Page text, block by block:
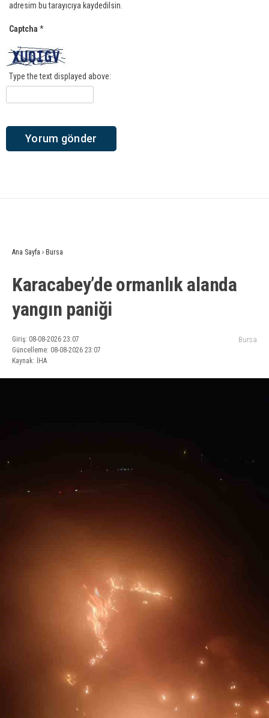
adresim bu tarayıcıya kaydedilsin.
Captcha *
Type the text displayed above:
Ana Sayfa › Bursa
Karacabey’de ormanlık alanda
yangın paniği
Giriş: 08-08-2026 23:07
Güncelleme: 08-08-2026 23:07
Kaynak: İHA
Bursa